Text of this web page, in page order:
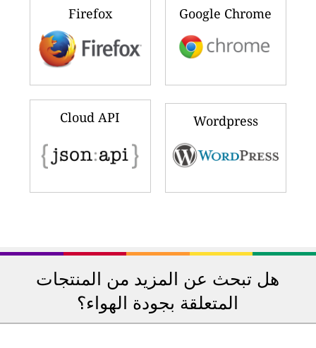
Google Chrome
Firefox
Wordpress
Cloud API
هل تبحث عن المزيد من المنتجات
المتعلقة بجودة الهواء؟